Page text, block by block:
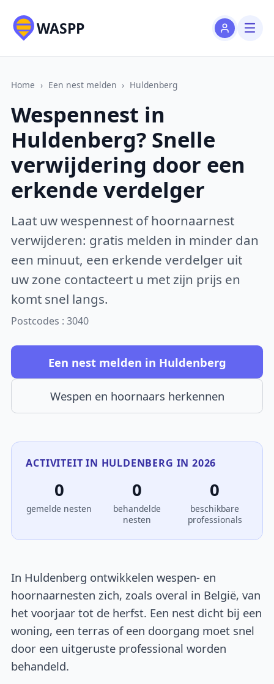
WASPP
Home › Een nest melden › Huldenberg
Wespennest in
Huldenberg? Snelle
verwijdering door een
erkende verdelger
Laat uw wespennest of hoornaarnest
verwijderen: gratis melden in minder dan
een minuut, een erkende verdelger uit
uw zone contacteert u met zijn prijs en
komt snel langs.
Postcodes : 3040
Een nest melden in Huldenberg
Wespen en hoornaars herkennen
ACTIVITEIT IN HULDENBERG IN 2026
0
gemelde nesten
0
behandelde
nesten
0
beschikbare
professionals
In Huldenberg ontwikkelen wespen- en
hoornaarnesten zich, zoals overal in België, van
het voorjaar tot de herfst. Een nest dicht bij een
woning, een terras of een doorgang moet snel
door een uitgeruste professional worden
behandeld.